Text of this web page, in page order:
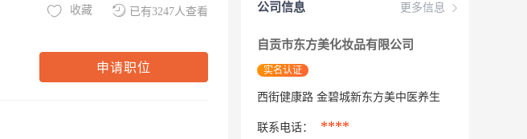
已有3247人查看
收藏
申请职位
更多信息
公司信息
自贡市东方美化妆品有限公司
实名认证
西街健康路 金碧城新东方美中医养生
联系电话： ****